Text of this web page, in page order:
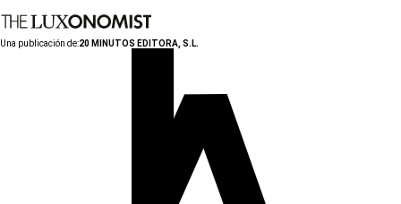
Una publicación de:20 MINUTOS EDITORA, S.L.